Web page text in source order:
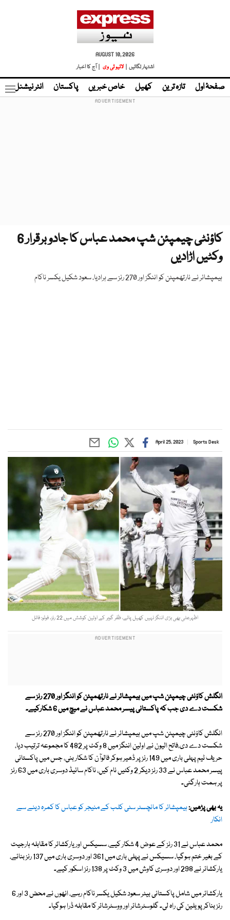
AUGUST 10, 2026
اشتہار لگائیں |
لائیو ٹی وی | آج کا اخبار
صفحۂ اول تازہ ترین کھیل خاص خبریں پاکستان انٹر نیشنل
کاؤنٹی چیمپئن شپ محمد عباس کا جادو برقرار 6
وکٹیں اڑادیں
ہیمپشائر نے نارتھمپٹن کو اننگز اور 270 رنز سے ہرادیا، سعود شکیل یکسر ناکام
Sports Desk
April 25, 2023
اظہرعلی بھی بڑی اننگز نہیں کھیل پائے، ظفر گوہر کے اولین کوشش میں 22 رنز۔ فوٹو: فائل
انگلش کاؤنٹی چیمپئن شپ میں ہیمپشائر نے نارتھمپٹن کو اننگز اور 270 رنز سے
شکست دے دی جب کہ پاکستانی پیسر محمد عباس نے میچ میں 6 شکارکیے۔
انگلش کاؤنٹی چیمپئن شپ میں ہیمپشائر نے نارتھمپٹن کو اننگز اور 270 رنز سے
شکست دے دی،فاتح الیون نے اولین اننگز میں 8 وکٹ پر 482 کا مجموعہ ترتیب دیا،
حریف ٹیم پہلی باری میں 149 رنز پر ڈھیر ہوکر فالوآن کا شکار بنی، جس میں پاکستانی
پیسر محمد عباس نے 33 رنز دیکر 2 وکٹیں نام کیں، ناکام سائیڈ دوسری باری میں 63 رنز
پر ہمت ہارگئی۔
یہ بھی پڑھیں:ہیمپشائر کا مانچسٹر سٹی کلب کے منیجر کو عباس کا کمرہ دینے سے
انکار
محمد عباس نے 31 رنز کے عوض 4 شکار کیے، سسیکس اور یارکشائر کا مقابلہ ہارجیت
کے بغیر ختم ہوگیا، سسیکس نے پہلی باری میں 361 اور دوسری باری میں 137 رنز بنائے،
یارکشائر نے 298 اور دوسری کاوش میں 3 وکٹ پر 138 رنز اسکور کیے۔
یارکشائر میں شامل پاکستانی بیٹر سعود شکیل یکسر ناکام رہے، انھوں نے محض 3 اور 6
رنز بناکر پویلین کی راہ لی۔ گلوسٹرشائر اور ووسٹرشائر کا مقابلہ ڈرا ہوگیا۔